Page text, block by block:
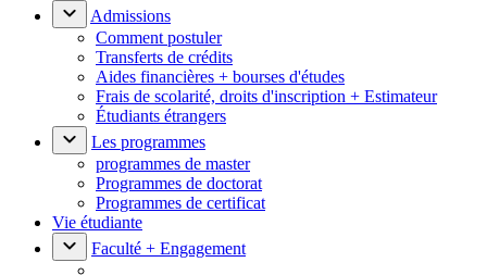
Admissions
Comment postuler
Transferts de crédits
Aides financières + bourses d'études
Frais de scolarité, droits d'inscription + Estimateur
Étudiants étrangers
Les programmes
programmes de master
Programmes de doctorat
Programmes de certificat
Vie étudiante
Faculté + Engagement